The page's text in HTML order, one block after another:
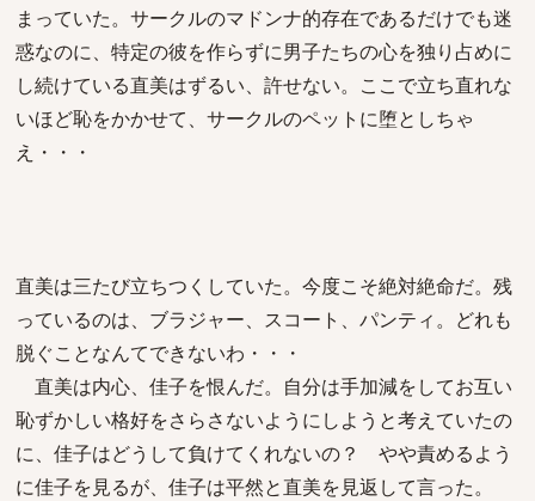
まっていた。サークルのマドンナ的存在であるだけでも迷
惑なのに、特定の彼を作らずに男子たちの心を独り占めに
し続けている直美はずるい、許せない。ここで立ち直れな
いほど恥をかかせて、サークルのペットに堕としちゃ
え・・・
直美は三たび立ちつくしていた。今度こそ絶対絶命だ。残
っているのは、ブラジャー、スコート、パンティ。どれも
脱ぐことなんてできないわ・・・
直美は内心、佳子を恨んだ。自分は手加減をしてお互い
恥ずかしい格好をさらさないようにしようと考えていたの
に、佳子はどうして負けてくれないの？ やや責めるよう
に佳子を見るが、佳子は平然と直美を見返して言った。